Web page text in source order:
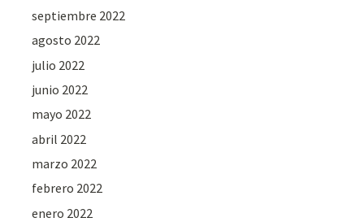
septiembre 2022
agosto 2022
julio 2022
junio 2022
mayo 2022
abril 2022
marzo 2022
febrero 2022
enero 2022